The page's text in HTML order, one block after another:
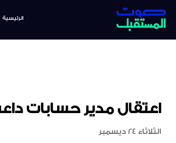
الرئيسية
اعتقال مدير حسابات
الثلاثاء 24 ديسمبر